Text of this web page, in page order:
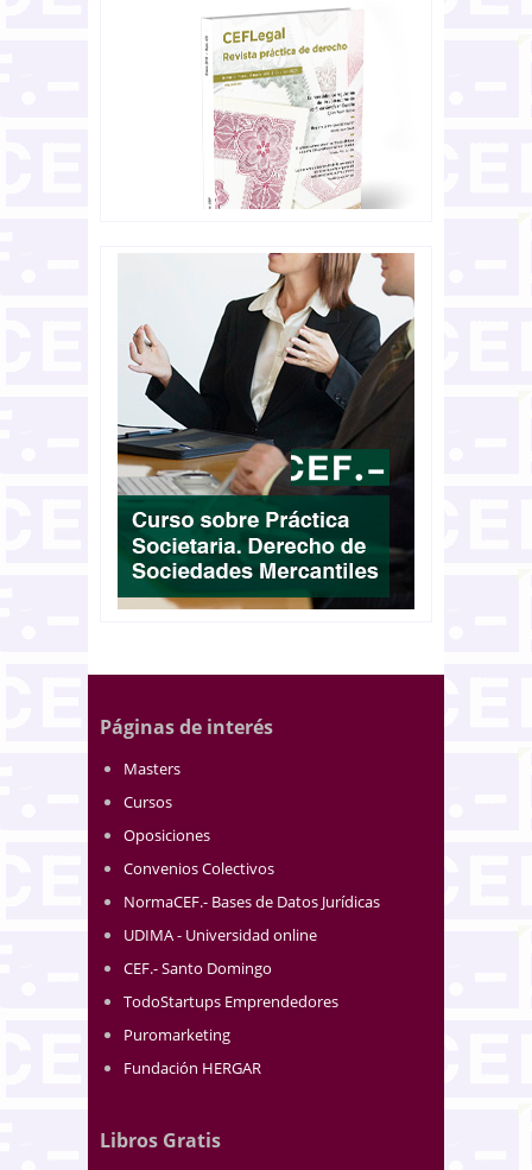
Páginas de interés
Masters
Cursos
Oposiciones
Convenios Colectivos
NormaCEF.- Bases de Datos Jurídicas
UDIMA - Universidad online
CEF.- Santo Domingo
TodoStartups Emprendedores
Puromarketing
Fundación HERGAR
Libros Gratis